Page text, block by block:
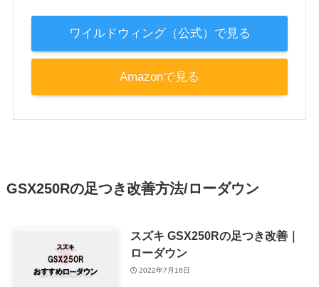
ワイルドウィング（公式）で見る
Amazonで見る
GSX250Rの足つき改善方法/ローダウン
スズキ GSX250Rの足つき改善｜
ローダウン
2022年7月16日